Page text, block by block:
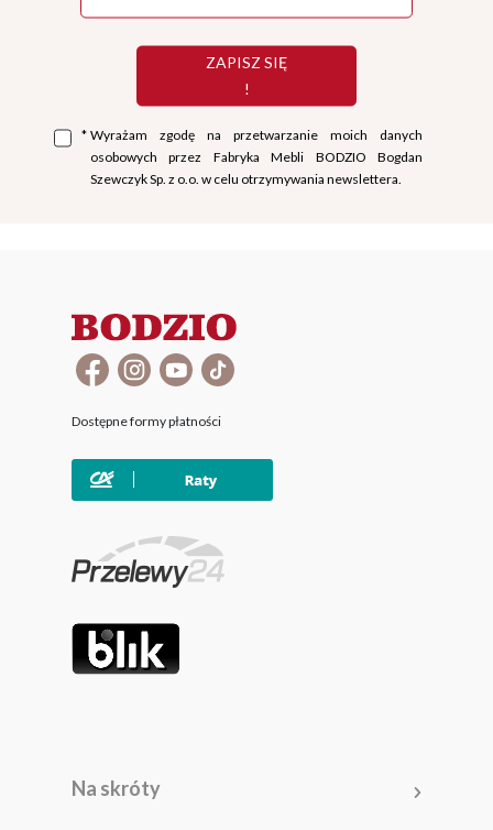
ZAPISZ SIĘ
!
* Wyrażam zgodę na przetwarzanie moich danych
osobowych przez Fabryka Mebli BODZIO Bogdan
Szewczyk Sp. z o.o. w celu otrzymywania newslettera.
Dostępne formy płatności
Na skróty